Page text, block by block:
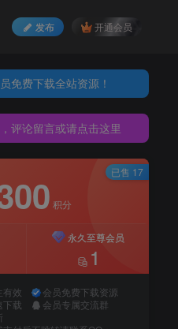
发布 开通会员
员免费下载全站资源！
免费下载全站资源！
评论留言或请点击这里
评论留言或请点击这里
评论留言或请点击这里
积分
永久至尊会员
1
有效
会员免费下载资源
载
会员专属交流群
已售 17